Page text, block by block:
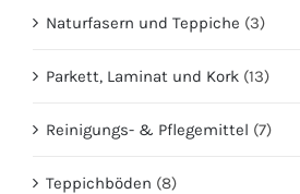
Naturfasern und Teppiche (3)
Parkett, Laminat und Kork (13)
Reinigungs- & Pflegemittel (7)
Teppichböden (8)